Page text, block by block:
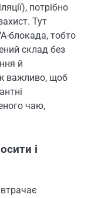
потрібно
Тут
блокада, тобто
склад без
й
важливо, щоб
чаю,
і